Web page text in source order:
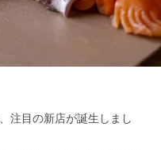
注目の新店が誕生しまし